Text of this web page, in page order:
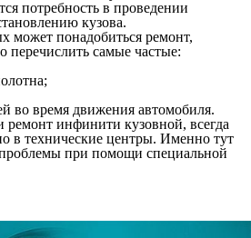
потребность в проведении
кузова.
может понадобиться ремонт,
перечислить самые частые:
во время движения автомобиля.
ремонт инфинити кузовной, всегда
в технические центры. Именно тут
при помощи специальной